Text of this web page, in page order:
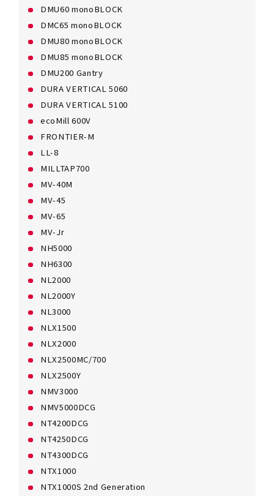
DMU60 monoBLOCK
DMC65 monoBLOCK
DMU80 monoBLOCK
DMU85 monoBLOCK
DMU200 Gantry
DURA VERTICAL 5060
DURA VERTICAL 5100
ecoMill 600V
FRONTIER-M
LL-8
MILLTAP700
MV-40M
MV-45
MV-65
MV-Jr
NH5000
NH6300
NL2000
NL2000Y
NL3000
NLX1500
NLX2000
NLX2500MC/700
NLX2500Y
NMV3000
NMV5000DCG
NT4200DCG
NT4250DCG
NT4300DCG
NTX1000
NTX1000S 2nd Generation